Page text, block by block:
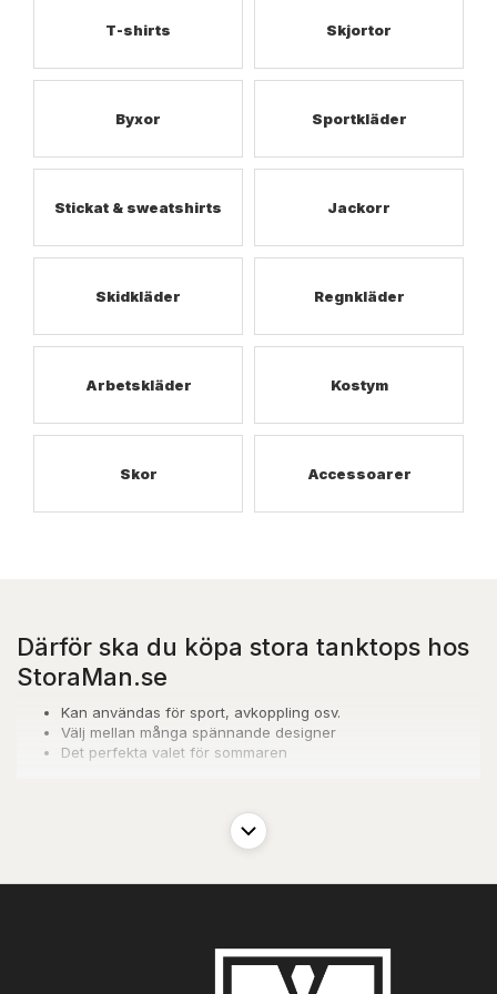
T-shirts Skjortor
Byxor Sportkläder
Stickat & sweatshirts Jackorr
Skidkläder Regnkläder
Arbetskläder Kostym
Skor Accessoarer
Därför ska du köpa stora tanktops hos
StoraMan.se
Kan användas för sport, avkoppling osv.
Välj mellan många spännande designer
Det perfekta valet för sommaren
sval i det varma vädret. Och dessutom kan du få lite sol på
armarna så att de blir härligt sommarbruna.